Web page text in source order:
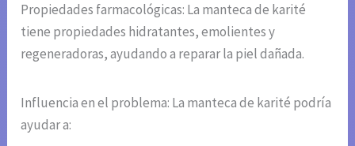
Propiedades farmacológicas: La manteca de karité
tiene propiedades hidratantes, emolientes y
regeneradoras, ayudando a reparar la piel dañada.
Influencia en el problema: La manteca de karité podría
ayudar a: